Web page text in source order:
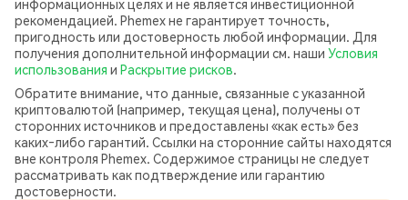
информационных целях и не является инвестиционной
рекомендацией. Phemex не гарантирует точность,
пригодность или достоверность любой информации. Для
получения дополнительной информации см. наши Условия
использования и Раскрытие рисков.
Обратите внимание, что данные, связанные с указанной
криптовалютой (например, текущая цена), получены от
сторонних источников и предоставлены «как есть» без
каких‑либо гарантий. Ссылки на сторонние сайты находятся
вне контроля Phemex. Содержимое страницы не следует
рассматривать как подтверждение или гарантию
достоверности.